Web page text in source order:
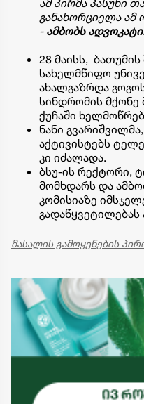
ამ პირმა პასუხი
განახორციელა ამ
- ამბობს
28 მაისს,
სახელმწიფო
ახალგაზრდა
სინდრომის მქონე
ქუჩაში
ნანი
აქტივისტებს
კი იძალადა.
ბსუ-ის რექტორი,
მომხდარს და
კომისიაზე
გადაწყვეტილებას
მასალის გამოყენების